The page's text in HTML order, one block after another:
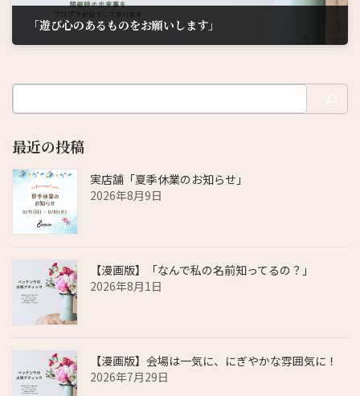
「遊び心のあるものをお願いします」
最近の投稿
実店舗「夏季休業のお知らせ」
2026年8月9日
【漫画版】「なんで私の名前知ってるの？」
2026年8月1日
【漫画版】会場は一気に、にぎやかな雰囲気に！
2026年7月29日